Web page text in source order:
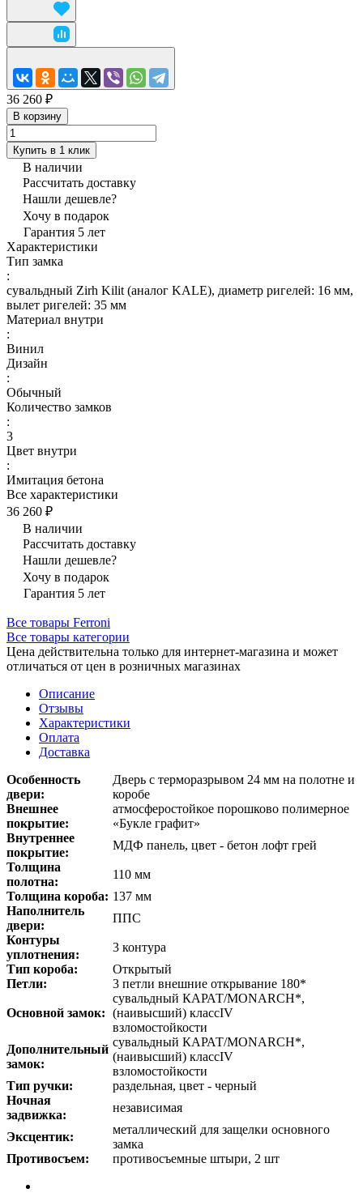
36 260 ₽
В корзину
Купить в 1 клик
В наличии
Рассчитать доставку
Нашли дешевле?
Хочу в подарок
Гарантия 5 лет
Характеристики
Тип замка
:
сувальдный Zirh Kilit (аналог KALE), диаметр ригелей: 16 мм,
вылет ригелей: 35 мм
Материал внутри
:
Винил
Дизайн
:
Обычный
Количество замков
:
3
Цвет внутри
:
Имитация бетона
Все характеристики
36 260 ₽
В наличии
Рассчитать доставку
Нашли дешевле?
Хочу в подарок
Гарантия 5 лет
Все товары Ferroni
Все товары категории
Цена действительна только для интернет-магазина и может
отличаться от цен в розничных магазинах
Описание
Отзывы
Характеристики
Оплата
Доставка
Особенность
двери:
Дверь с терморазрывом 24 мм на полотне и
коробе
Внешнее
покрытие:
атмосферостойкое порошково полимерное
«Букле графит»
Внутреннее
покрытие:
МДФ панель, цвет - бетон лофт грей
Толщина
полотна:
110 мм
Толщина короба: 137 мм
Наполнитель
двери:
ППС
Контуры
уплотнения:
3 контура
Тип короба:
Открытый
Петли:
3 петли внешние открывание 180*
Основной замок:
сувальдный КАРАТ/MONARCH*,
(наивысший) классIV
взломостойкости
Дополнительный
замок:
сувальдный КАРАТ/MONARCH*,
(наивысший) классIV
взломостойкости
Тип ручки:
раздельная, цвет - черный
Ночная
задвижка:
независимая
Эксцентик:
металлический для защелки основного
замка
Противосъем:
противосъемные штыри, 2 шт